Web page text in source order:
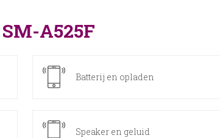
A525F
Batterij en opladen
Speaker en geluid